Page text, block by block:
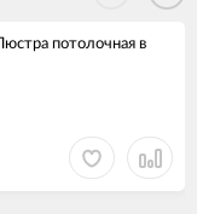
потолочная в